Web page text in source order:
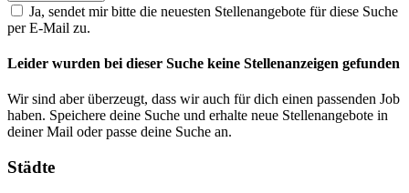
Ja, sendet mir bitte die neuesten Stellenangebote für diese Suche
per E-Mail zu.
Leider wurden bei dieser Suche keine Stellenanzeigen gefunden
Wir sind aber überzeugt, dass wir auch für dich einen passenden Job
haben. Speichere deine Suche und erhalte neue Stellenangebote in
deiner Mail oder passe deine Suche an.
Städte